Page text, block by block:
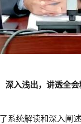
深入浅出，讲透全会
系统解读和深入阐